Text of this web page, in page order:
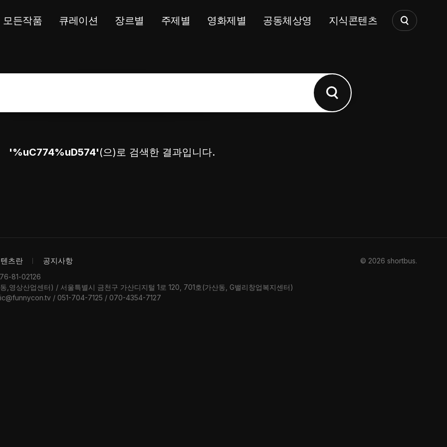
모든작품 큐레이션 장르별 주제별 영화제별 공동체상영 지식콘텐츠
'%uC774%uD574'(으)로 검색한 결과입니다.
츠란 공지사항
81-02126
영상산업센터) / 서울특별시 금천구 가산디지털 1로 120, 701호(가산동, G밸리창업복지센터)
/ 051-704-7125 / 070-4354-7127
© 2026 shortbus.